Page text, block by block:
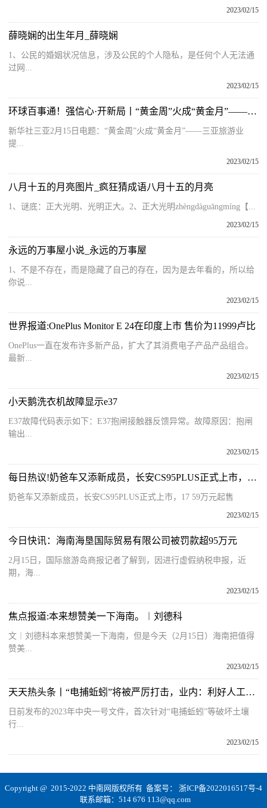
2023/02/15
薛晓娴的出生年月_薛晓娴
1、公民的婚姻状况信息，涉及公民的个人隐私，是任何个人无法通
过网...
2023/02/15
环球百事通！强信心·开新局丨“黄金周”火成“黄金月”——三亚旅游业提档升级观察
新华社三亚2月15日电题：“黄金周”火成“黄金月”——三亚旅游业
提...
2023/02/15
八月十五的月亮图片_疯狂猜成语八月十五的月亮
1、谜底：正大光明、光明正大。2、正大光明zhèngdàguāngmíng【...
2023/02/15
永远的万事屋小说_永远的万事屋
1、不是不存在，而是隐藏了自己的存在，因为是去年看的，所以给
你说...
2023/02/15
世界报道:OnePlus Monitor E 24在印度上市 售价为11999卢比
OnePlus一直在发布许多新产品，扩大了其消费电子产品产品组合。
最新...
2023/02/15
小天鹅洗衣机故障显示e37
E37故障代码表示如下：E37抱闸接触器反馈异常。故障原因：抱闸
输出...
2023/02/15
每日热议!奶爸车又添新成员，长安CS95PLUS正式上市，17.59万元起售
奶爸车又添新成员，长安CS95PLUS正式上市，17 59万元起售
2023/02/15
今日快讯：海南海垦国际贸易有限公司被罚款超95万元
2月15日，国际旅游岛商报记者了解到，因进行虚假纳税申报，近
期，海...
2023/02/15
焦点报道:本来想赞美一下海南。︱刘德科
文︱刘德科本来想赞美一下海南，但是今天（2月15日）海南把值得
赞美...
2023/02/15
天天热头条丨“电捕蚯蚓”将被严厉打击，业内：利好人工养殖蚯蚓
日前发布的2023年中央一号文件，首次针对“电捕蚯蚓”等破坏土壤
行...
2023/02/15
Copyright @ 2015-2022 中南网版权所有 备案号： 浙ICP备2022016517号-4
联系邮箱：514 676 113@qq.com